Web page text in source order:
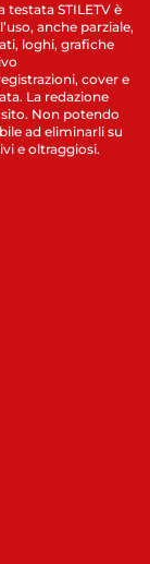
STILETV è
anche parziale,
loghi, grafiche
cover e
La redazione
Non potendo
ad eliminarli su
e oltraggiosi.